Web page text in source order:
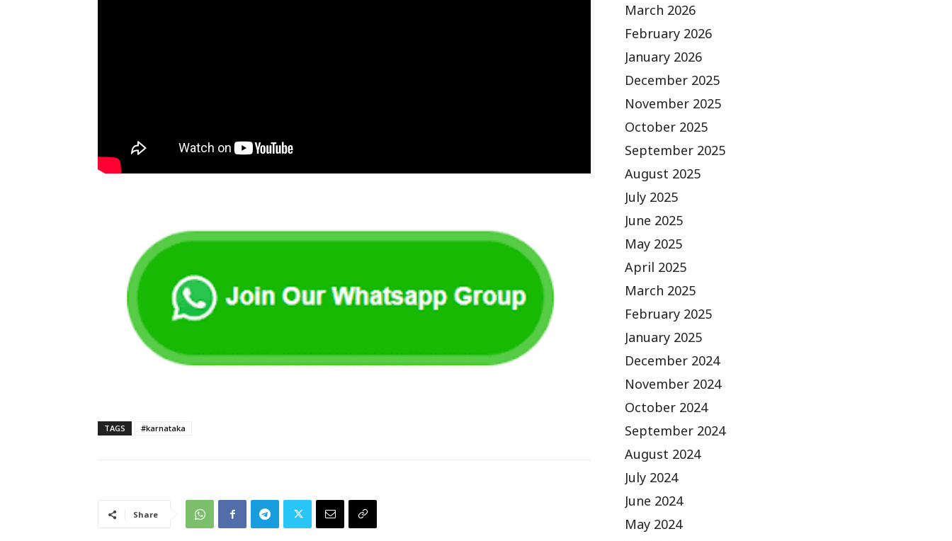
TAGS #karnataka
Share
March 2026
February 2026
January 2026
December 2025
November 2025
October 2025
September 2025
August 2025
July 2025
June 2025
May 2025
April 2025
March 2025
February 2025
January 2025
December 2024
November 2024
October 2024
September 2024
August 2024
July 2024
June 2024
May 2024